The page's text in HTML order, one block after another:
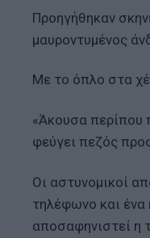
Προηγήθηκαν
μαυροντυμένος
Με το όπλο στα
«Άκουσα περίπου
φεύγει πεζός
Οι αστυνομικοί
τηλέφωνο και ένα
αποσαφηνιστεί η